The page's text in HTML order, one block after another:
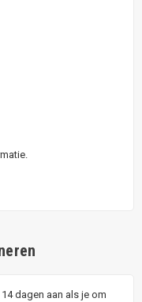
dagen aan als je om